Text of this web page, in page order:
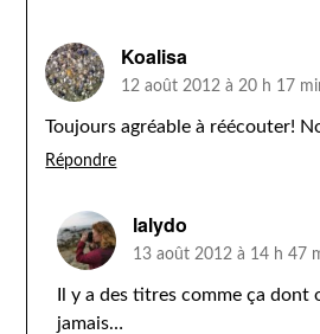
Koalisa
12 août 2012 à 20 h 17
Toujours agréable à réécouter!
Répondre
lalydo
13 août 2012 à 14 h 47
Il y a des titres comme ça dont
jamais…